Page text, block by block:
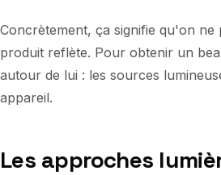
Concrètement, ça signifie qu'on
produit reflète. Pour obtenir un
autour de lui : les sources
appareil.
Les approches